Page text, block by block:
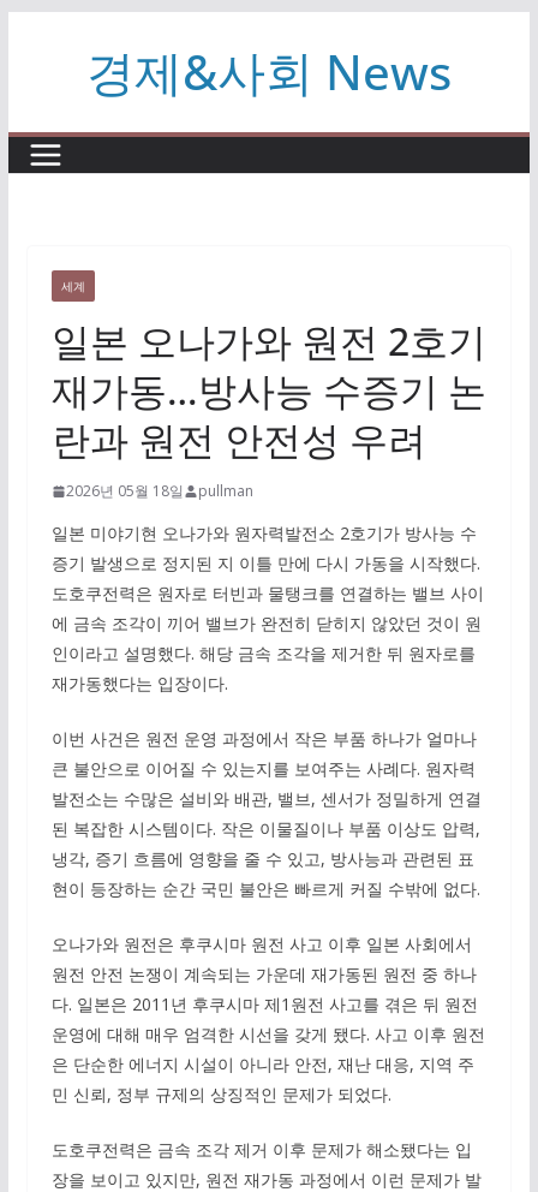
로
경제&사회 News
세계
일본 오나가와 원전 2호기
재가동…방사능 수증기 논
란과 원전 안전성 우려
2026년 05월 18일 pullman
일본 미야기현 오나가와 원자력발전소 2호기가 방사능 수
증기 발생으로 정지된 지 이틀 만에 다시 가동을 시작했다.
도호쿠전력은 원자로 터빈과 물탱크를 연결하는 밸브 사이
에 금속 조각이 끼어 밸브가 완전히 닫히지 않았던 것이 원
인이라고 설명했다. 해당 금속 조각을 제거한 뒤 원자로를
재가동했다는 입장이다.
이번 사건은 원전 운영 과정에서 작은 부품 하나가 얼마나
큰 불안으로 이어질 수 있는지를 보여주는 사례다. 원자력
발전소는 수많은 설비와 배관, 밸브, 센서가 정밀하게 연결
된 복잡한 시스템이다. 작은 이물질이나 부품 이상도 압력,
냉각, 증기 흐름에 영향을 줄 수 있고, 방사능과 관련된 표
현이 등장하는 순간 국민 불안은 빠르게 커질 수밖에 없다.
오나가와 원전은 후쿠시마 원전 사고 이후 일본 사회에서
원전 안전 논쟁이 계속되는 가운데 재가동된 원전 중 하나
다. 일본은 2011년 후쿠시마 제1원전 사고를 겪은 뒤 원전
운영에 대해 매우 엄격한 시선을 갖게 됐다. 사고 이후 원전
은 단순한 에너지 시설이 아니라 안전, 재난 대응, 지역 주
민 신뢰, 정부 규제의 상징적인 문제가 되었다.
도호쿠전력은 금속 조각 제거 이후 문제가 해소됐다는 입
장을 보이고 있지만, 원전 재가동 과정에서 이런 문제가 발